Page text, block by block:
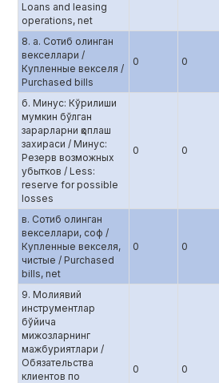
Loans and leasing
operations, net
8. а. Сотиб олинган
векселлари /
Купленные векселя /
Purchased bills
0 0
б. Минус: Кўрилиши
мумкин бўлган
зарарларни қоплаш
захираси / Минус:
Резерв возможных
убытков / Less:
reserve for possible
losses
0 0
в. Сотиб олинган
векселлари, соф /
Купленные векселя,
чистые / Purchased
bills, net
0 0
9. Молиявий
инструментлар
бўйича
мижозларнинг
мажбуриятлари /
Обязательства
клиентов по
0 0